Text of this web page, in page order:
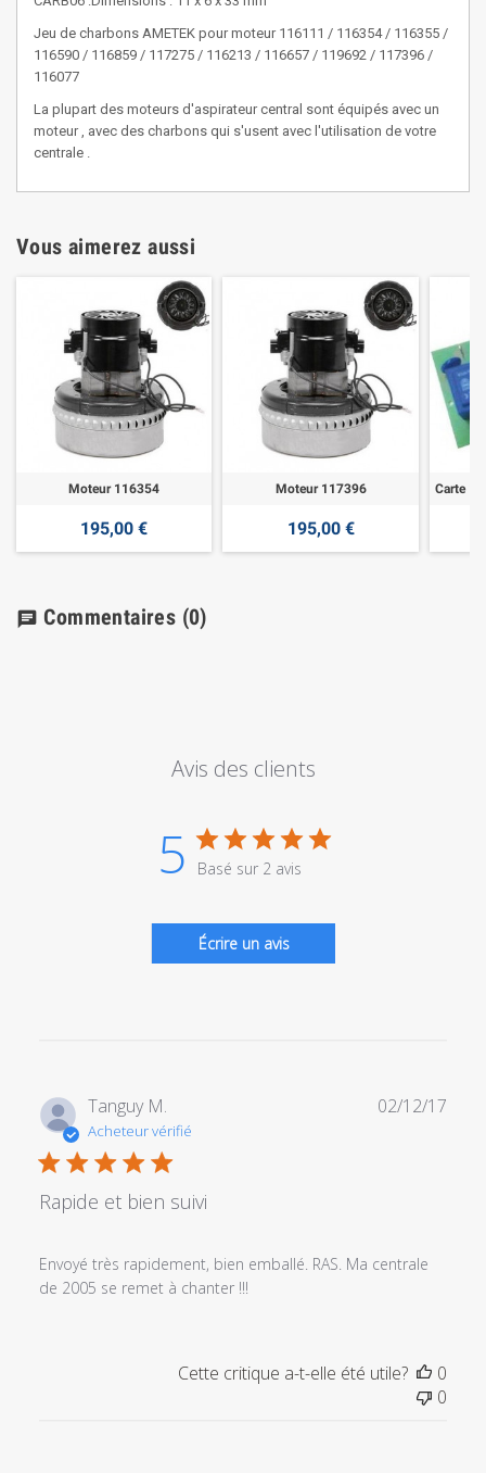
Jeu de charbons AMETEK pour moteur 116111 / 116354 / 116355 /
116590 / 116859 / 117275 / 116213 / 116657 / 119692 / 117396 /
116077
La plupart des moteurs d'aspirateur central sont équipés avec un
moteur , avec des charbons qui s'usent avec l'utilisation de votre
centrale .
Vous aimerez aussi
Moteur 116354
195,00 €
Moteur 117396
195,00 €
chat Commentaires (0)
Avis des clients
5 Basé sur 2 avis
Écrire un avis
Tanguy M.
Acheteur vérifié
Rapide et bien suivi
Envoyé très rapidement, bien emballé. RAS. Ma centrale
de 2005 se remet à chanter !!!
02/12/17
Cette critique a-t-elle été utile?
0
0